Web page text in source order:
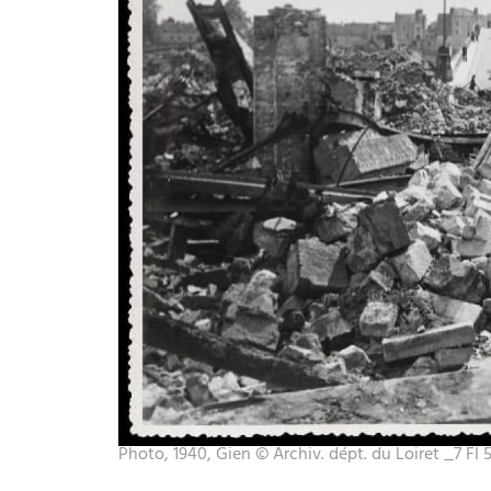
Photo, 1940, Gien © Archiv. dépt. du Loiret _7 FI